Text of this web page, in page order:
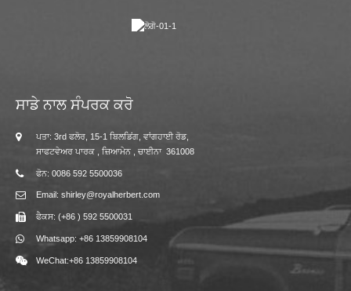
ਸਾਡੇ ਨਾਲ ਸੰਪਰਕ ਕਰੋ
ਪਤਾ: 3rd ਫਲੋਰ, 15-1 ਬਿਲਡਿਂਗ, ਵਾਂਗਹਾਈ ਰੋਡ,
ਸਾਫਟਵੇਅਰ ਪਾਰਕ , ਜ਼ਿਆਮੇਨ , ਚਾਈਨਾ 361008
ਫੋਨ: 0086 592 5500036
Email: shirley@royalherbert.com
ਫੈਕਸ: (+86 ) 592 5500031
Whatsapp: +86 13859908104
WeChat:+86 13859908104